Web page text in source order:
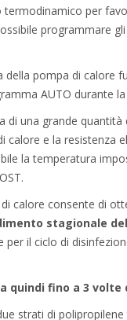
per
programmare
della pompa di calore
AUTO durante
di una grande
calore e la
la temperatura
calore consente di
stagionale del
per il ciclo di
quindi fino a 3 volte
strati di